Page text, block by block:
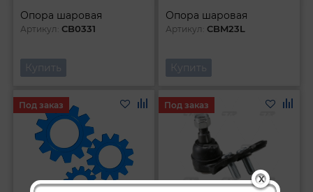
X
Опора шаровая
Артикул:CB0331
Купить
Опора шаровая
Артикул:CBM23L
Купить
Под заказ Под заказ